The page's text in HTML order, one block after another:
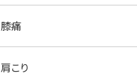
膝痛
肩こり